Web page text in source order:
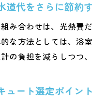
道代をさらに節約
み合わせは、光熱費
な方法としては、浴
の負担を減らしつつ
ュート選定ポイン